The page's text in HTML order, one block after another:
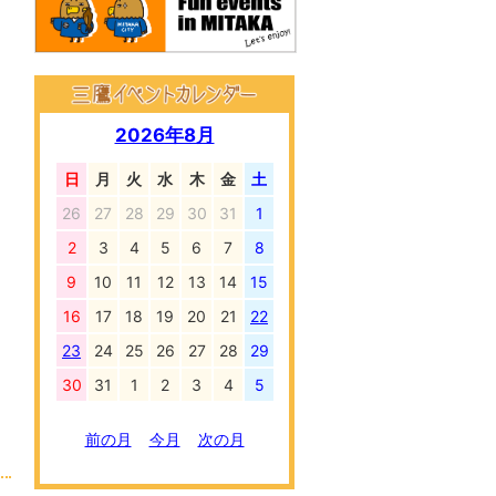
2026年8月
日 月 火 水 木 金
土
26
27 28 29 30 31
1
2
3 4 5 6 7
8
9
10 11 12 13 14
15
16
17 18 19 20 21
22
23
24 25 26 27 28
29
30
31 1 2 3 4 5
前の月 今月 次の月